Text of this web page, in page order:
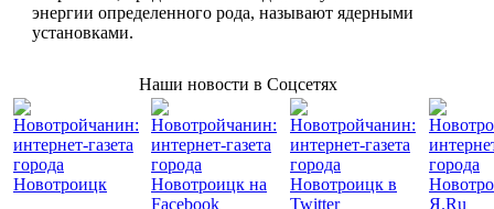
энергии определенного рода, называют ядерными
установками.
Наши новости в Соцсетях